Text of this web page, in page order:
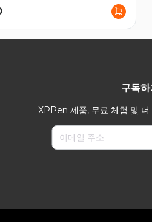
G57 GPU로 원활하고 효율적인 작
구독하
XPPen 제품, 무료 체험 및 더